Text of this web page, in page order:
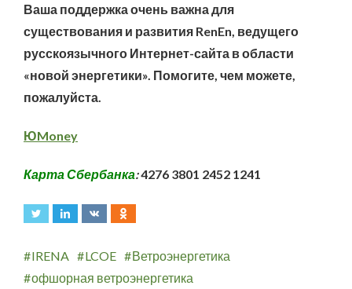
Ваша поддержка очень важна для
существования и развития RenEn, ведущего
русскоязычного Интернет-сайта в области
«новой энергетики». Помогите, чем можете,
пожалуйста.
ЮMoney
Карта Сбербанка:4276 3801 2452 1241
IRENA LCOE
Ветроэнергетика
офшорная ветроэнергетика